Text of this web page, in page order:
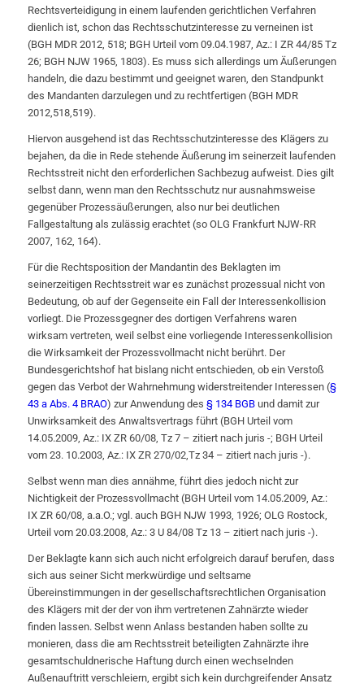
Rechtsverteidigung in einem laufenden gerichtlichen Verfahren
dienlich ist, schon das Rechtsschutzinteresse zu verneinen ist
(BGH MDR 2012, 518; BGH Urteil vom 09.04.1987, Az.: I ZR 44/85 Tz
26; BGH NJW 1965, 1803). Es muss sich allerdings um Äußerungen
handeln, die dazu bestimmt und geeignet waren, den Standpunkt
des Mandanten darzulegen und zu rechtfertigen (BGH MDR
2012,518,519).
Hiervon ausgehend ist das Rechtsschutzinteresse des Klägers zu
bejahen, da die in Rede stehende Äußerung im seinerzeit laufenden
Rechtsstreit nicht den erforderlichen Sachbezug aufweist. Dies gilt
selbst dann, wenn man den Rechtsschutz nur ausnahmsweise
gegenüber Prozessäußerungen, also nur bei deutlichen
Fallgestaltung als zulässig erachtet (so OLG Frankfurt NJW-RR
2007, 162, 164).
Für die Rechtsposition der Mandantin des Beklagten im
seinerzeitigen Rechtsstreit war es zunächst prozessual nicht von
Bedeutung, ob auf der Gegenseite ein Fall der Interessenkollision
vorliegt. Die Prozessgegner des dortigen Verfahrens waren
wirksam vertreten, weil selbst eine vorliegende Interessenkollision
die Wirksamkeit der Prozessvollmacht nicht berührt. Der
Bundesgerichtshof hat bislang nicht entschieden, ob ein Verstoß
gegen das Verbot der Wahrnehmung widerstreitender Interessen (§
43 a Abs. 4 BRAO) zur Anwendung des § 134 BGBund damit zur
Unwirksamkeit des Anwaltsvertrags führt (BGH Urteil vom
14.05.2009, Az.: IX ZR 60/08, Tz 7 – zitiert nach juris -; BGH Urteil
vom 23. 10.2003, Az.: IX ZR 270/02,Tz 34 – zitiert nach juris -).
Selbst wenn man dies annähme, führt dies jedoch nicht zur
Nichtigkeit der Prozessvollmacht (BGH Urteil vom 14.05.2009, Az.:
IX ZR 60/08, a.a.O.; vgl. auch BGH NJW 1993, 1926; OLG Rostock,
Urteil vom 20.03.2008, Az.: 3 U 84/08 Tz 13 – zitiert nach juris -).
Der Beklagte kann sich auch nicht erfolgreich darauf berufen, dass
sich aus seiner Sicht merkwürdige und seltsame
Übereinstimmungen in der gesellschaftsrechtlichen Organisation
des Klägers mit der der von ihm vertretenen Zahnärzte wieder
finden lassen. Selbst wenn Anlass bestanden haben sollte zu
monieren, dass die am Rechtsstreit beteiligten Zahnärzte ihre
gesamtschuldnerische Haftung durch einen wechselnden
Außenauftritt verschleiern, ergibt sich kein durchgreifender Ansatz